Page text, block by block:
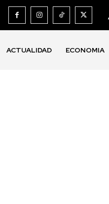
ACTUALIDAD ECONOMIA